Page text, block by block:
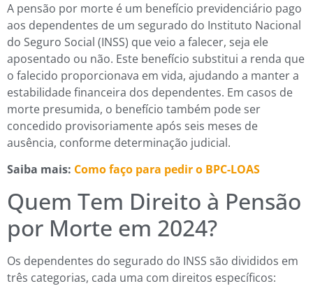
A pensão por morte é um benefício previdenciário pago
aos dependentes de um segurado do Instituto Nacional
do Seguro Social (INSS) que veio a falecer, seja ele
aposentado ou não. Este benefício substitui a renda que
o falecido proporcionava em vida, ajudando a manter a
estabilidade financeira dos dependentes. Em casos de
morte presumida, o benefício também pode ser
concedido provisoriamente após seis meses de
ausência, conforme determinação judicial.
Saiba mais: Como faço para pedir o BPC-LOAS
Quem Tem Direito à Pensão
por Morte em 2024?
Os dependentes do segurado do INSS são divididos em
três categorias, cada uma com direitos específicos: